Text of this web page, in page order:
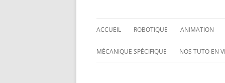
ACCUEIL ROBOTIQUE
NOS ROBOTS
ANIMATION
HALLOWING M0
MÉCANIQUE SPÉCIFIQUE NOS TUTO EN